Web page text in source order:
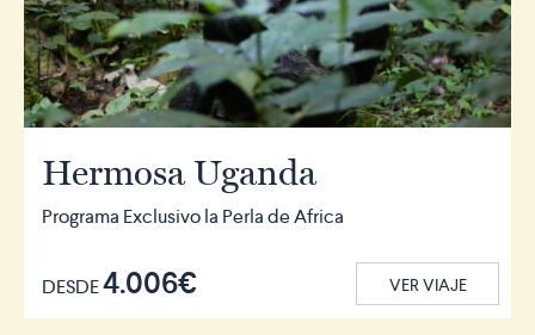
Hermosa Uganda
Programa Exclusivo la Perla de Africa
DESDE4.006€ VER VIAJE